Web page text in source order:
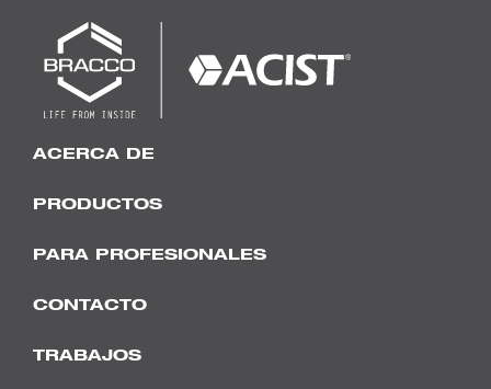
ACERCA DE
PRODUCTOS
PARA PROFESIONALES
CONTACTO
TRABAJOS